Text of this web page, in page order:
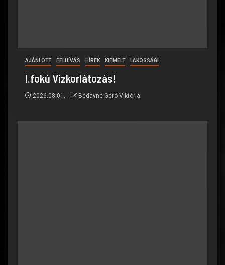
AJÁNLOTT FELHÍVÁS HÍREK KIEMELT LAKOSSÁGI
I.fokú Vízkorlátozás!
2026.08.01. Bédayné Géró Viktória